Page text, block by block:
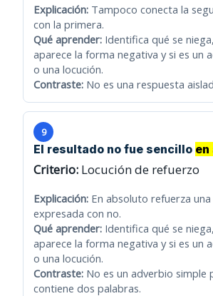
Explicación: Tampoco conecta la
con la primera.
Qué aprender: Identifica qué se
aparece la forma negativa y si es un
o una locución.
Contraste: No es una respuesta
9
El resultado no fue sencillo en
Criterio: Locución de refuerzo
Explicación: En absoluto refuerza
expresada con no.
Qué aprender: Identifica qué se
aparece la forma negativa y si es un
o una locución.
Contraste: No es un adverbio simple
contiene dos palabras.